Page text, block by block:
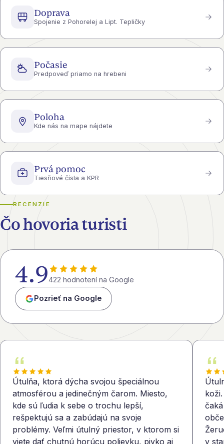
Doprava
Spojenie z Pohorelej a Lipt. Tepličky
Počasie
Predpoveď priamo na hrebeni
Poloha
Kde nás na mape nájdete
Prvá pomoc
Tiesňové čísla a KPR
RECENZIE
Čo hovoria turisti
4.9422 hodnotení na Google
Pozrieť na Google
Útulňa, ktorá dýcha svojou špeciálnou
atmosférou a jedinečným čarom. Miesto,
kde sú ľudia k sebe o trochu lepší,
rešpektujú sa a zabúdajú na svoje
problémy. Veľmi útulný priestor, v ktorom si
viete dať chutnú horúcu polievku, pivko aj
v